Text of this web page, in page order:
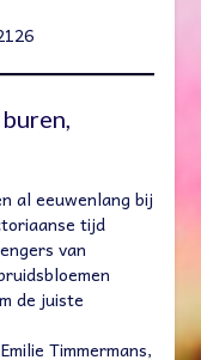
al eeuwenlang bij
tijd
van
de juiste
Timmermans,